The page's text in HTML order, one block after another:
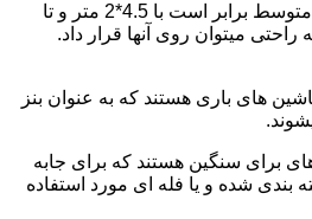
ابعاد بارگیر خاور ها به طور متوسط برابر است با 4.5*2 متر و تا
های باری هستند که به عنوان بنز
برای سنگین هستند که برای جابه
بندی شده و یا فله ای مورد استفاده